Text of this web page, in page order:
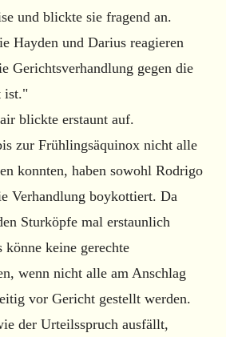
und blickte sie fragend an.
Hayden und Darius reagieren
Gerichtsverhandlung gegen die
ist."
blickte erstaunt auf.
zur Frühlingsäquinox nicht alle
konnten, haben sowohl Rodrigo
Verhandlung boykottiert. Da
Sturköpfe mal erstaunlich
könne keine gerechte
wenn nicht alle am Anschlag
vor Gericht gestellt werden.
der Urteilsspruch ausfällt,